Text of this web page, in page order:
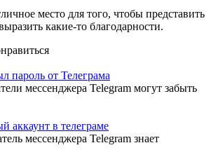
место для того, чтобы представить
какие-то благодарности.
пароль от Телеграма
мессенджера Telegram могут забыть
аккаунт в телеграме
мессенджера Telegram знает